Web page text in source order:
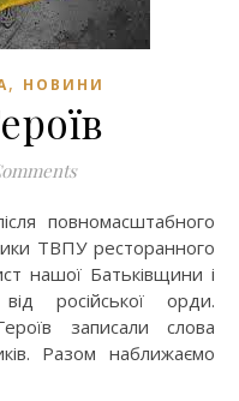
, НОВИНИ
ТВПУ ресторанного
нашої Батьківщини і
російської орди.
записали слова
Разом наближаємо